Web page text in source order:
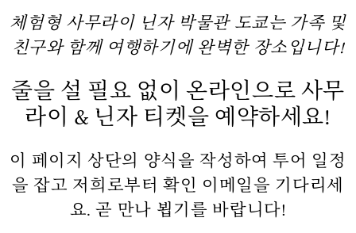
체험형 사무라이 닌자 박물관 도쿄는 가족 및
친구와 함께 여행하기에 완벽한 장소입니다!
줄을 설 필요 없이 온라인으로 사무
라이 & 닌자 티켓을 예약하세요!
이 페이지 상단의 양식을 작성하여 투어 일정
을 잡고 저희로부터 확인 이메일을 기다리세
요. 곧 만나 뵙기를 바랍니다!